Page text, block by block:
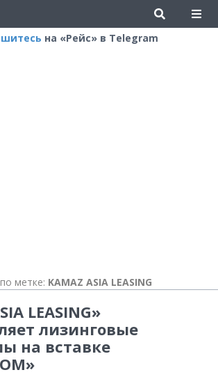
на «Рейс» в Telegram
метке: KAMAZ ASIA LEASING
LEASING»
лизинговые
на вставке